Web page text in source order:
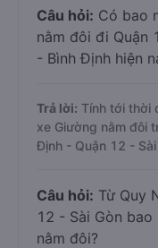
Câu hỏi: Có bao
nằm đôi đi Quận
- Bình Định hiện
Trả lời: Tính tới thời
xe Giường nằm đôi
Định - Quận 12 - Sài
Câu hỏi: Từ Quy
12 - Sài Gòn
nằm đôi?